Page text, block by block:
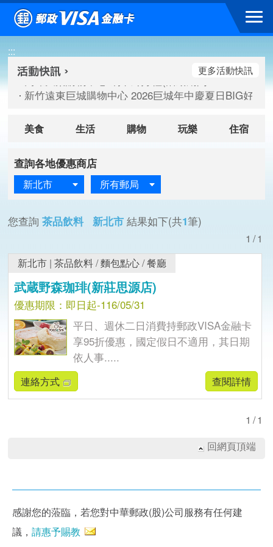
跳到主要內容區塊
:::
高雄大樂購物中心 刷卡郵好禮(活動期間：115/08/07-
臺北三創生活 有點東西第2波 刷卡郵好禮(活動期間：
高雄大樂購物中心 刷卡郵好禮(活動期間：115/08/07-
新竹遠東巨城購物中心 2026巨城年中慶夏日BIG好刷(
更多活動快訊
美食 生活 購物 玩樂 住宿
查詢各地優惠商店
新北市 所有郵局
您查詢 茶品飲料 新北市 結果如下(共1筆)
1/1
新北市 |茶品飲料/麵包點心/餐廳
武蔵野森珈琲(新莊思源店)
優惠期限：即日起-116/05/31
平日、週休二日消費持郵政VISA金融卡
享95折優惠，國定假日不適用，其日期
依人事.....
連絡方式 查閱詳情
1/1
回網頁頂端
感謝您的蒞臨，若您對中華郵政(股)公司服務有任何建
議， 請惠予賜教